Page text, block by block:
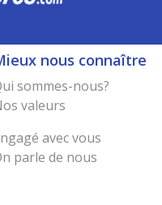
nous connaître
sommes-nous?
valeurs
avec vous
parle de nous